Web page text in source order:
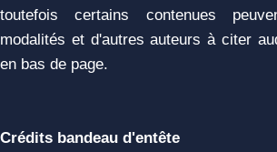
toutefois certains contenues
modalités et d'autres auteurs à citer
en bas de page.
Crédits bandeau d'entête